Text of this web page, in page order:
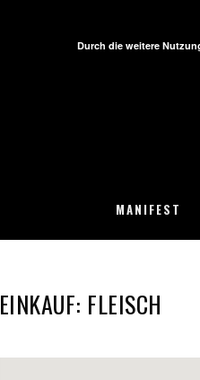
MANIFEST
EINKAUF: FLEISCH
Durch die weitere